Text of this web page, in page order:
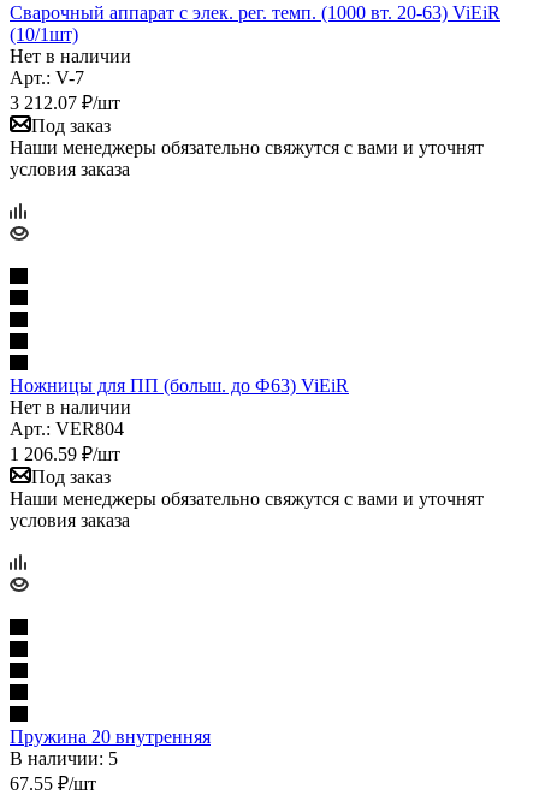
Сварочный аппарат с элек. рег. темп. (1000 вт. 20-63) ViEiR
(10/1шт)
Нет в наличии
Арт.: V-7
3 212.07 ₽/шт
Под заказ
Наши менеджеры обязательно свяжутся с вами и уточнят
условия заказа
Ножницы для ПП (больш. до Ф63) ViEiR
Нет в наличии
Арт.: VER804
1 206.59 ₽/шт
Под заказ
Наши менеджеры обязательно свяжутся с вами и уточнят
условия заказа
Пружина 20 внутренняя
В наличии: 5
67.55 ₽/шт